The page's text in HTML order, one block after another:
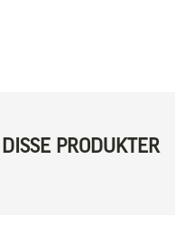
PRODUKTER